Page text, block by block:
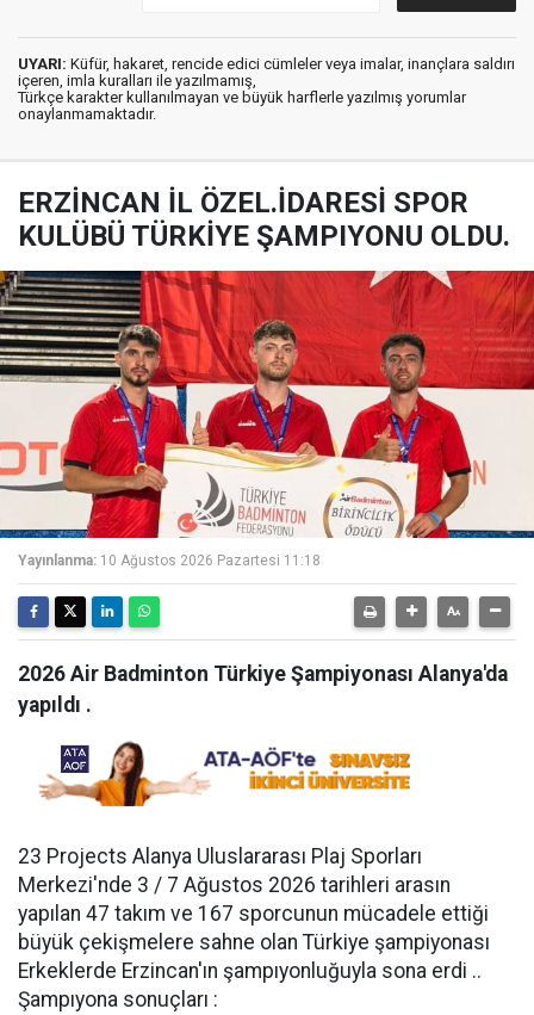
UYARI: Küfür, hakaret, rencide edici cümleler veya imalar, inançlara saldırı
içeren, imla kuralları ile yazılmamış,
Türkçe karakter kullanılmayan ve büyük harflerle yazılmış yorumlar
onaylanmamaktadır.
ERZİNCAN İL ÖZEL.İDARESİ SPOR
KULÜBÜ TÜRKİYE ŞAMPIYONU OLDU.
Yayınlanma: 10 Ağustos 2026 Pazartesi 11:18
2026 Air Badminton Türkiye Şampiyonası Alanya'da
yapıldı .
23 Projects Alanya Uluslararası Plaj Sporları
Merkezi'nde 3 / 7 Ağustos 2026 tarihleri arasın
yapılan 47 takım ve 167 sporcunun mücadele ettiği
büyük çekişmelere sahne olan Türkiye şampiyonası
Erkeklerde Erzincan'ın şampıyonluğuyla sona erdi ..
Şampıyona sonuçları :